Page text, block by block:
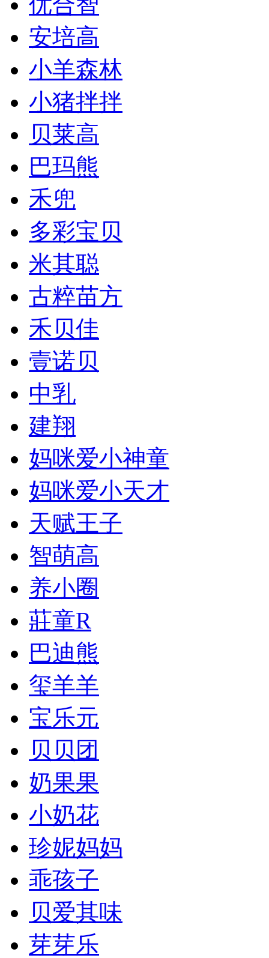
安培高
小羊森林
小猪拌拌
贝莱高
巴玛熊
禾兜
多彩宝贝
米其聪
古粹苗方
禾贝佳
壹诺贝
中乳
建翔
妈咪爱小神童
妈咪爱小天才
天赋王子
智萌高
养小圈
莊童R
巴迪熊
玺羊羊
宝乐元
贝贝团
奶果果
小奶花
珍妮妈妈
乖孩子
贝爱其味
芽芽乐